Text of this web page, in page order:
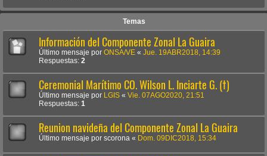
Temas
Información del Componente Zonal La Guaira
Último mensaje por ONSA/VE « Jue. 19ABR2018, 14:39
Respuestas: 2
Ceremonial Marítimo CO. Wilson L. Inciarte G. (†)
Último mensaje por LGIS « Vie. 07AGO2020, 21:51
Respuestas: 1
Reunion navideña del Componente Zonal La Guaira
Último mensaje por scorona « Dom. 09DIC2018, 15:34